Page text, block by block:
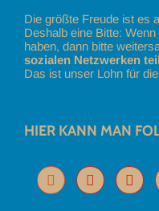
Die größte Freude ist es
Deshalb eine Bitte:
haben, dann bitte
sozialen Netzwerken
Das ist unser Lohn für
HIER KANN MAN